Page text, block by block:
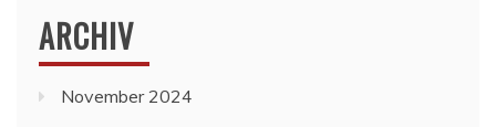
ARCHIV
November 2024